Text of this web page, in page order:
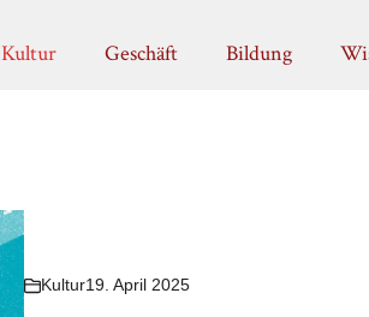
Kultur Geschäft Bildung
Kultur19. April 2025